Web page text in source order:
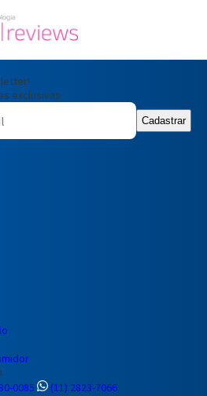
exclusivas
Cadastrar
0085
(11) 2823-7066